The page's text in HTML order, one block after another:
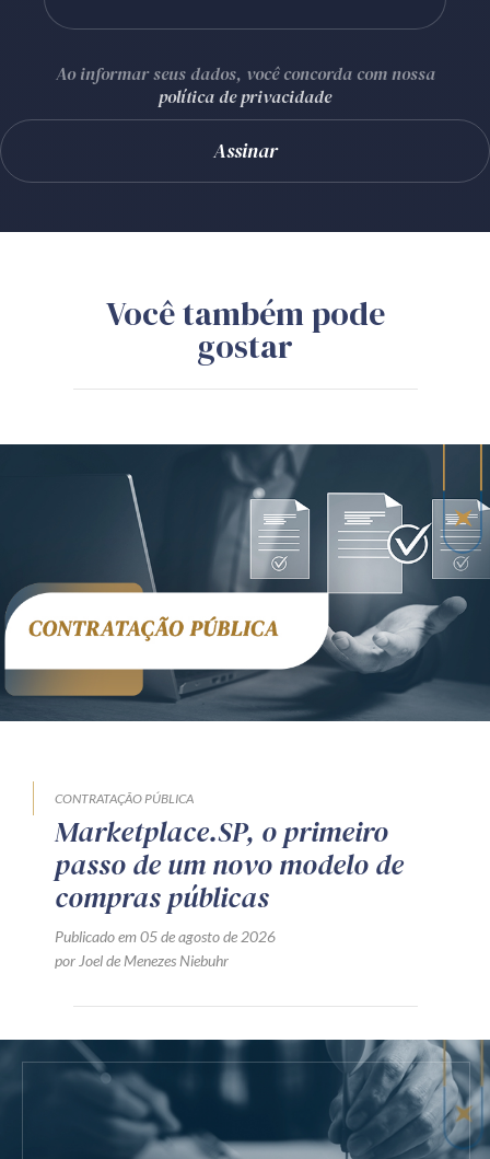
Ao informar seus dados, você concorda com nossa
política de privacidade
Você também pode
gostar
CONTRATAÇÃO PÚBLICA
Marketplace.SP, o primeiro
passo de um novo modelo de
compras públicas
Publicado em 05 de agosto de 2026
por Joel de Menezes Niebuhr